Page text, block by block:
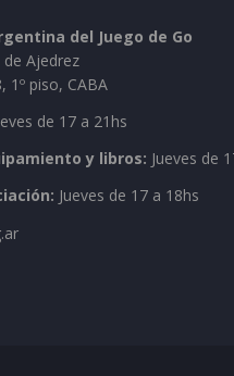
del Juego de Go
de Ajedrez
1º piso, CABA
de 17 a 21hs
y libros: Jueves de
Jueves de 17 a 18hs